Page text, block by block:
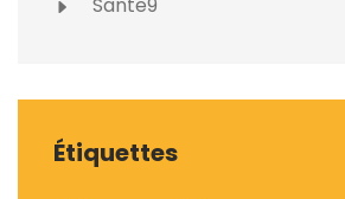
Sante9
Étiquettes